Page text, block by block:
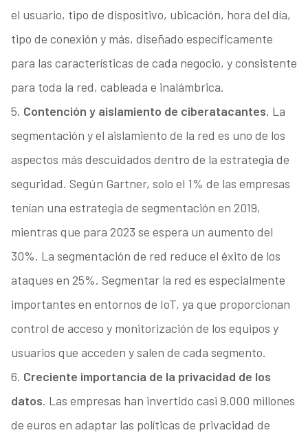
el usuario, tipo de dispositivo, ubicación, hora del día,
tipo de conexión y más, diseñado específicamente
para las características de cada negocio, y consistente
para toda la red, cableada e inalámbrica.
5. Contención y aislamiento de ciberatacantes. La
segmentación y el aislamiento de la red es uno de los
aspectos más descuidados dentro de la estrategia de
seguridad. Según Gartner, solo el 1% de las empresas
tenían una estrategia de segmentación en 2019,
mientras que para 2023 se espera un aumento del
30%. La segmentación de red reduce el éxito de los
ataques en 25%. Segmentar la red es especialmente
importantes en entornos de IoT, ya que proporcionan
control de acceso y monitorización de los equipos y
usuarios que acceden y salen de cada segmento.
6. Creciente importancia de la privacidad de los
datos. Las empresas han invertido casi 9.000 millones
de euros en adaptar las políticas de privacidad de